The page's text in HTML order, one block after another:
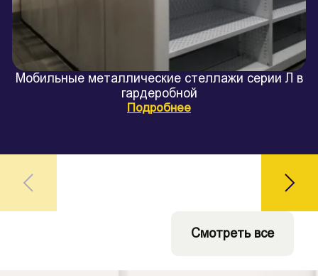
Мобильные металлические стеллажи серии Л в
гардеробной
Подробнее
Смотреть все